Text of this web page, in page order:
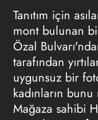
Tanıtım için
mont bulunan
Özal
tarafından
uygunsuz bir
kadınların bunu
Mağaza sahibi